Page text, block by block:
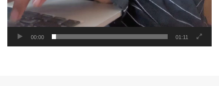
00:00 01:11